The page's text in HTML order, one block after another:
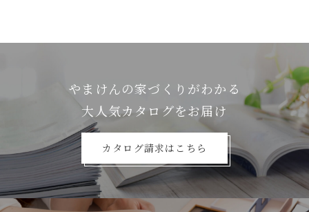
やまけんの家づくりがわかる
⼤⼈気カタログをお届け
カタログ請求はこちら